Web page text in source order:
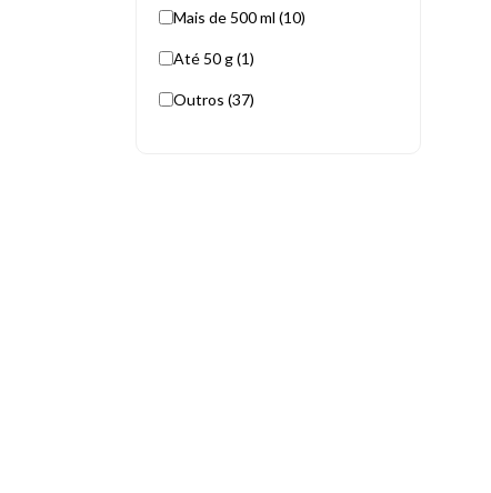
Mais de 500 ml (10)
Até 50 g (1)
Outros (37)